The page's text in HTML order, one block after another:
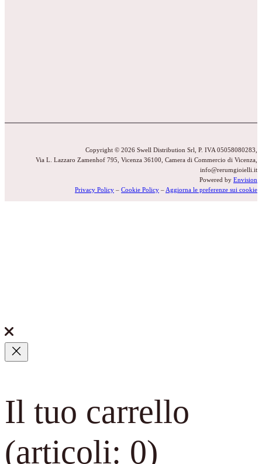
Copyright © 2026 Swell Distribution Srl, P. IVA 05058080283,
Via L. Lazzaro Zamenhof 795, Vicenza 36100, Camera di Commercio di Vicenza,
info@rerumgioielli.it
Powered by Envision
Privacy Policy – Cookie Policy – Aggiorna le preferenze sui cookie
Il tuo carrello
(articoli: 0)